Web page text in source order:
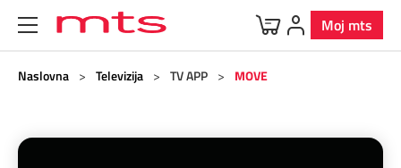
Moj mts
Uređaji
Ponuda uređaja
Mobilna
O Mobilnoj
BOX
O BOX paketima
Internet
O Internetu
Televizija
O Televiziji
Fiksna
Telefonska linija
Korisnička zona
Korisnička zona
Naslovna > Televizija > TV APP > MOVE